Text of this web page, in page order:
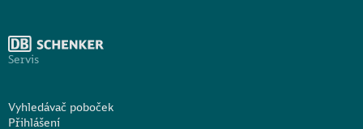
Servis
Vyhledávač poboček
Přihlášení